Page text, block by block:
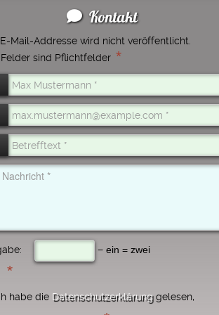
Kontakt
Mail-Addresse wird nicht veröffentlicht.
sind Pflichtfelder *
− ein = zwei
habe die Datenschutzerklärunggelesen,